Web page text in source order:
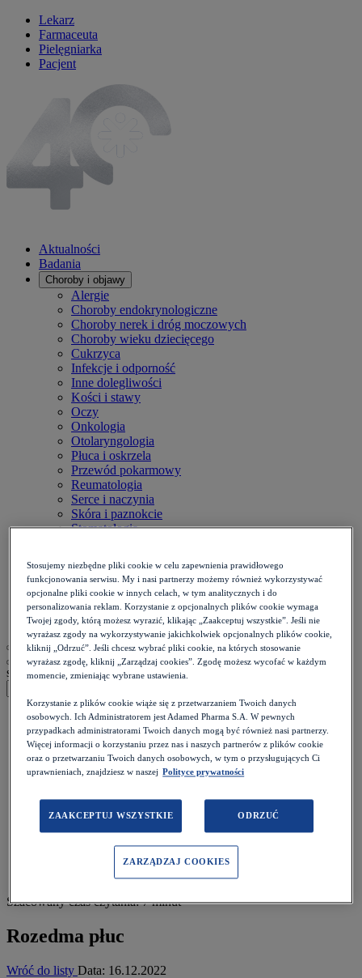
Lekarz
Farmaceuta
Pielęgniarka
Pacjent
Aktualności
Badania
Choroby i objawy
Alergie
Choroby endokrynologiczne
Choroby nerek i dróg moczowych
Choroby wieku dziecięcego
Cukrzyca
Infekcje i odporność
Inne dolegliwości
Kości i stawy
Oczy
Onkologia
Otolaryngologia
Płuca i oskrzela
Przewód pokarmowy
Reumatologia
Serce i naczynia
Skóra i paznokcie
Stomatologia
Kalkulatory
Zdrowie psychiczne
Ból i stan zapalny
Życie intymne
szukaj
Strona główna >
Pacjent >
Choroby i objawy >
Płuca i oskrzela >
Rozedma płuc
Szacowany czas czytania: 7 minut
Rozedma płuc
Wróć do listy Data: 16.12.2022
Stosujemy niezbędne pliki cookie w celu zapewnienia prawidłowego
funkcjonowania serwisu. My i nasi partnerzy możemy również wykorzystywać
opcjonalne pliki cookie w innych celach, w tym analitycznych i do
personalizowania reklam. Korzystanie z opcjonalnych plików cookie wymaga
Twojej zgody, którą możesz wyrazić, klikając „Zaakceptuj wszystkie”. Jeśli nie
wyrażasz zgody na wykorzystywanie jakichkolwiek opcjonalnych plików cookie,
kliknij „Odrzuć”. Jeśli chcesz wybrać pliki cookie, na których stosowanie
wyrażasz zgodę, kliknij „Zarządzaj cookies”. Zgodę możesz wycofać w każdym
momencie, zmieniając wybrane ustawienia.
Korzystanie z plików cookie wiąże się z przetwarzaniem Twoich danych
osobowych. Ich Administratorem jest Adamed Pharma S.A. W pewnych
przypadkach administratorami Twoich danych mogą być również nasi partnerzy.
Więcej informacji o korzystaniu przez nas i naszych partnerów z plików cookie
oraz o przetwarzaniu Twoich danych osobowych, w tym o przysługujących Ci
uprawnieniach, znajdziesz w naszej Polityce prywatności
ZAAKCEPTUJ WSZYSTKIE ODRZUĆ
ZARZĄDZAJ COOKIES